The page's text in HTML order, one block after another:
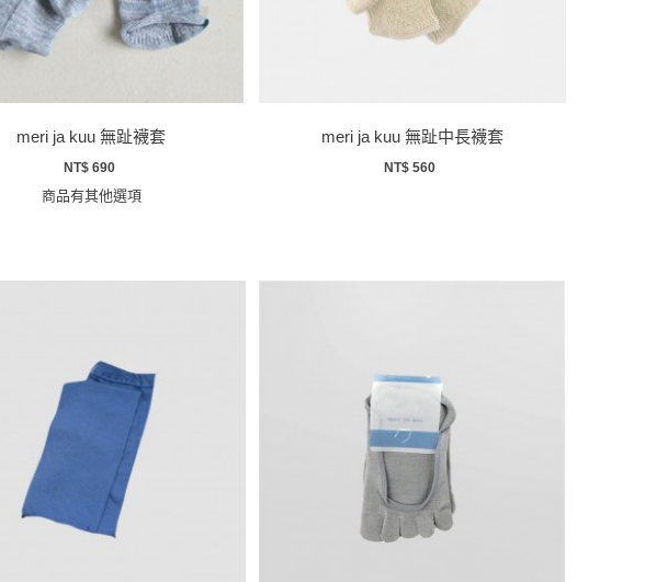
meri ja kuu 無趾襪套
NT$ 690
商品有其他選項
meri ja kuu 無趾中長襪套
NT$ 560